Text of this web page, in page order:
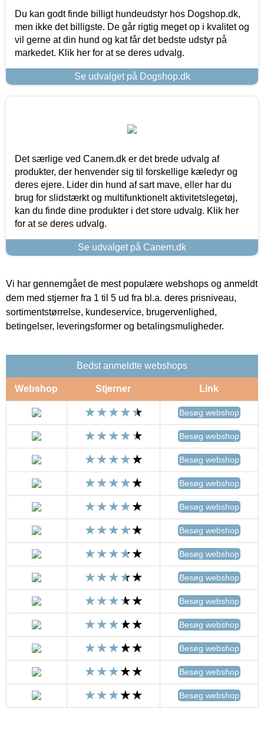
Du kan godt finde billigt hundeudstyr hos Dogshop.dk,
men ikke det billigste. De går rigtig meget op i kvalitet og
vil gerne at din hund og kat får det bedste udstyr på
markedet. Klik her for at se deres udvalg.
Se udvalget på Dogshop.dk
Det særlige ved Canem.dk er det brede udvalg af
produkter, der henvender sig til forskellige kæledyr og
deres ejere. Lider din hund af sart mave, eller har du
brug for slidstærkt og multifunktionelt aktivitetslegetøj,
kan du finde dine produkter i det store udvalg. Klik her
for at se deres udvalg.
Se udvalget på Canem.dk
Vi har gennemgået de mest populære webshops og anmeldt
dem med stjerner fra 1 til 5 ud fra bl.a. deres prisniveau,
sortimentstørrelse, kundeservice, brugervenlighed,
betingelser, leveringsformer og betalingsmuligheder.
Bedst anmeldte webshops
Webshop Stjerner Link
Besøg webshop
Besøg webshop
Besøg webshop
Besøg webshop
Besøg webshop
Besøg webshop
Besøg webshop
Besøg webshop
Besøg webshop
Besøg webshop
Besøg webshop
Besøg webshop
Besøg webshop